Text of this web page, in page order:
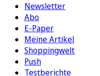
Newsletter
Abo
E-Paper
Meine Artikel
Shoppingwelt
Push
Testberichte